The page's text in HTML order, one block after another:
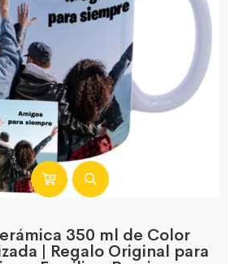
350 ml de Color
| Regalo Original para